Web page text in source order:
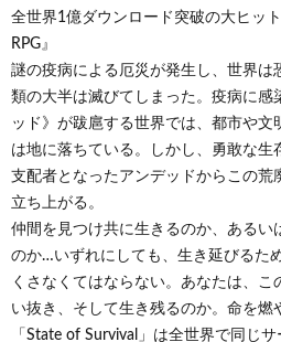
全世界1億ダウンロード突破の大ヒッ
RPG』
謎の疫病による厄災が発生し、世界は
類の大半は滅びてしまった。疫病に感
ッド》が跋扈する世界では、都市や
は地に落ちている。しかし、勇敢な生
支配者となったアンデッドからこの荒
立ち上がる。
仲間を見つけ共に生きるのか、あるい
のか…いずれにしても、生き延びるた
くさなくてはならない。あなたは、
い抜き、そして生き残るのか。命を燃
「State of Survival」は全世界で同じ